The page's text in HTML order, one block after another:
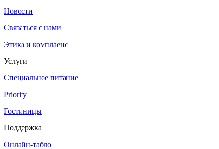
Новости
Связаться с нами
Этика и комплаенс
Услуги
Специальное питание
Priority
Гостиницы
Поддержка
Онлайн-табло